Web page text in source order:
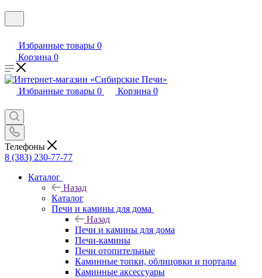
Избранные товары 0
Корзина 0
Избранные товары 0 Корзина 0
Телефоны
8 (383) 230-77-77
Каталог
Назад
Каталог
Печи и камины для дома
Назад
Печи и камины для дома
Печи-камины
Печи отопительные
Каминные топки, облицовки и порталы
Каминные аксессуары